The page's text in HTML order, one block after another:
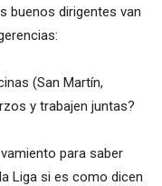
buenos dirigentes van
(San Martín,
y trabajen juntas?
para saber
Liga si es como dicen